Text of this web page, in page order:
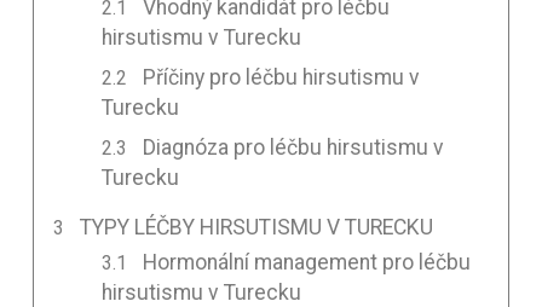
Vhodný kandidát pro léčbu
hirsutismu v Turecku
Příčiny pro léčbu hirsutismu v
Turecku
Diagnóza pro léčbu hirsutismu v
Turecku
TYPY LÉČBY HIRSUTISMU V TURECKU
Hormonální management pro léčbu
hirsutismu v Turecku